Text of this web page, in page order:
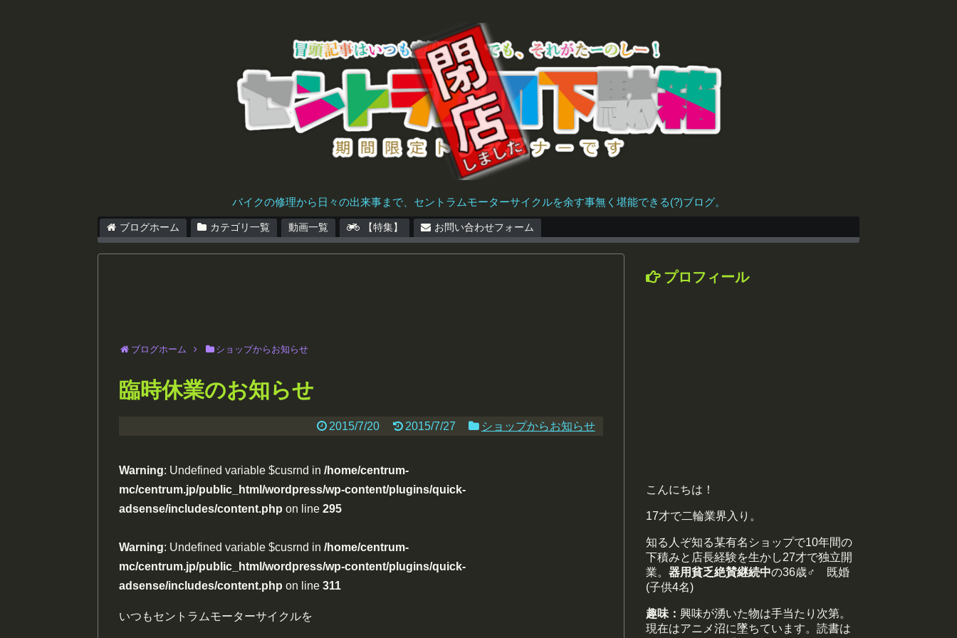
バイクの修理から日々の出来事まで、セントラムモーターサイクルを余す事無く堪能できる(?)ブログ。
ブログホーム カテゴリ一覧 動画一覧 【特集】 お問い合わせフォーム
ブログホーム ショップからお知らせ
臨時休業のお知らせ
2015/7/20 2015/7/27 ショップからお知らせ
Warning: Undefined variable $cusrnd in /home/centrum-
mc/centrum.jp/public_html/wordpress/wp-content/plugins/quick-
adsense/includes/content.php on line 295
Warning: Undefined variable $cusrnd in /home/centrum-
mc/centrum.jp/public_html/wordpress/wp-content/plugins/quick-
adsense/includes/content.php on line 311
いつもセントラムモーターサイクルを
プロフィール
こんにちは！
17才で二輪業界入り。
知る人ぞ知る某有名ショップで10年間の
下積みと店長経験を生かし27才で独立開
業。 器用貧乏絶賛継続中の36歳♂ 既婚
(子供4名)
趣味： 興味が湧いた物は手当たり次第。
現在はアニメ沼に墜ちています。読書は